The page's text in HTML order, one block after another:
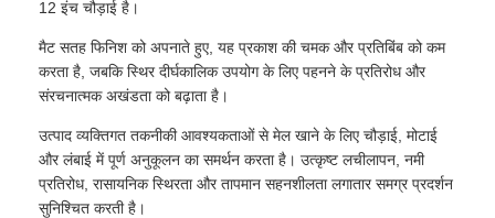
12 इंच चौड़ाई है।
मैट सतह फिनिश को अपनाते हुए, यह प्रकाश की चमक और प्रतिबिंब को कम
करता है, जबकि स्थिर दीर्घकालिक उपयोग के लिए पहनने के प्रतिरोध और
संरचनात्मक अखंडता को बढ़ाता है।
उत्पाद व्यक्तिगत तकनीकी आवश्यकताओं से मेल खाने के लिए चौड़ाई, मोटाई
और लंबाई में पूर्ण अनुकूलन का समर्थन करता है। उत्कृष्ट लचीलापन, नमी
प्रतिरोध, रासायनिक स्थिरता और तापमान सहनशीलता लगातार समग्र प्रदर्शन
सुनिश्चित करती है।